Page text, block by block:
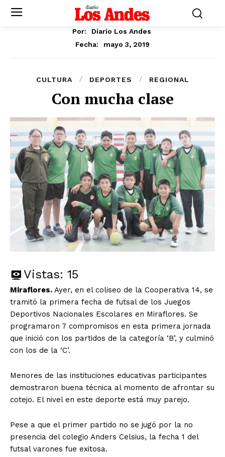
Por:
Diario Los Andes
Fecha:
mayo 3, 2019
CULTURA DEPORTES REGIONAL
Con mucha clase
Vistas: 15
Miraflores. Ayer, en el coliseo de la Cooperativa 14, se
tramitó la primera fecha de futsal de los Juegos
Deportivos Nacionales Escolares en Miraflores. Se
programaron 7 compromisos en esta primera jornada
que inició con los partidos de la categoría ‘B’, y culminó
con los de la ‘C’.
Menores de las instituciones educativas participantes
demostraron buena técnica al momento de afrontar su
cotejo. El nivel en este deporte está muy parejo.
Pese a que el primer partido no se jugó por la no
presencia del colegio Anders Celsius, la fecha 1 del
futsal varones fue exitosa.